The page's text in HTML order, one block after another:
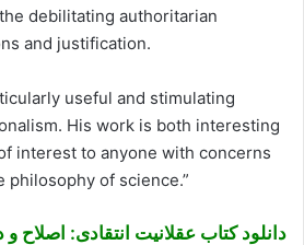
debilitating authoritarian
and justification.
useful and stimulating
His work is both interesting
interest to anyone with concerns
philosophy of science.”
دانلود کتاب عقلانیت انتقادی: اصلاح و